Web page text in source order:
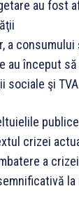
au fost
a
au început
sociale şi
crizei
a